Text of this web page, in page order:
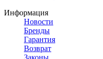
Информация
Новости
Бренды
Гарантия
Возврат
Законы